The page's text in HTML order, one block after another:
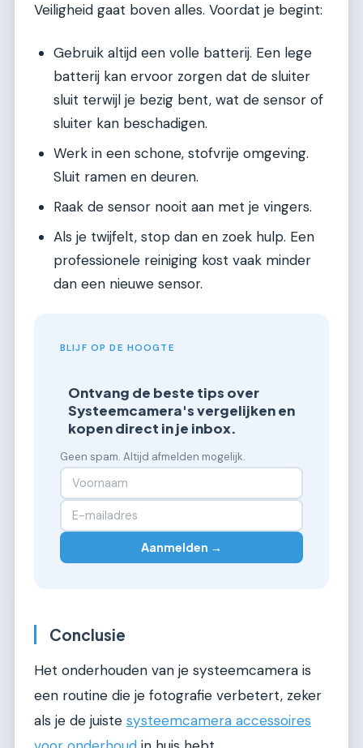
Veiligheid gaat boven alles. Voordat je begint:
Gebruik altijd een volle batterij. Een lege
batterij kan ervoor zorgen dat de sluiter
sluit terwijl je bezig bent, wat de sensor of
sluiter kan beschadigen.
Werk in een schone, stofvrije omgeving.
Sluit ramen en deuren.
Raak de sensor nooit aan met je vingers.
Als je twijfelt, stop dan en zoek hulp. Een
professionele reiniging kost vaak minder
dan een nieuwe sensor.
BLIJF OP DE HOOGTE
Ontvang de beste tips over
Systeemcamera's vergelijken en
kopen direct in je inbox.
Geen spam. Altijd afmelden mogelijk.
Aanmelden →
Conclusie
Het onderhouden van je systeemcamera is
een routine die je fotografie verbetert, zeker
als je de juiste systeemcamera accessoires